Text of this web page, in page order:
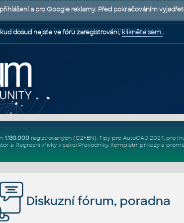
| DISKUZE | BLOKY | PODPORA | POMOC A RADY
1.130.000registrovaných (CZ+EN). Tipy pro AutoCAD 2027, pro
a Regresní křivkyv sekci Převodníky. Kompletní příkazya
Diskuzní fórum, poradna
a pro Google reklamy. Před pokračováním
dosud nejste ve fóru zaregistrováni,klikněte sem..